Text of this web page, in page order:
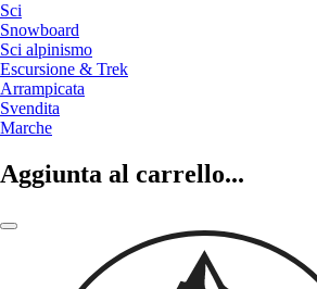
Sci
Snowboard
Sci alpinismo
Escursione & Trek
Arrampicata
Svendita
Marche
Aggiunta al carrello...